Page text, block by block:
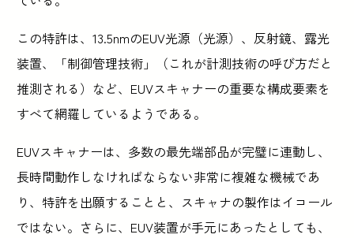
この特許は、13.5nmのEUV光源（光源）、反射鏡、露光
装置、「制御管理技術」（これが計測技術の呼び方だと
推測される）など、EUVスキャナーの重要な構成要素を
すべて網羅しているようである。
EUVスキャナーは、多数の最先端部品が完璧に連動し、
長時間動作しなければならない非常に複雑な機械であ
り、特許を出願することと、スキャナの製作はイコール
ではない。さらに、EUV装置が手元にあったとしても、